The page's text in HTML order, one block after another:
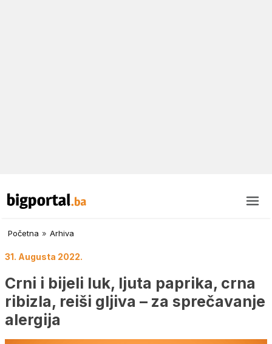
Početna » Arhiva
31. Augusta 2022.
Crni i bijeli luk, ljuta paprika, crna
ribizla, reiši gljiva – za sprečavanje
alergija